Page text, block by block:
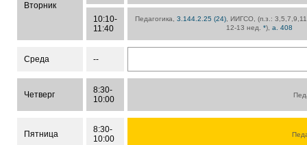
Вторник
10:10-
11:40
Педагогика,3.144.2.25 (24) , ИИГСО, (п.з.:
12-13 нед. *), а. 408
Среда --
Четверг
8:30-
10:00
Пятница
8:30-
10:00